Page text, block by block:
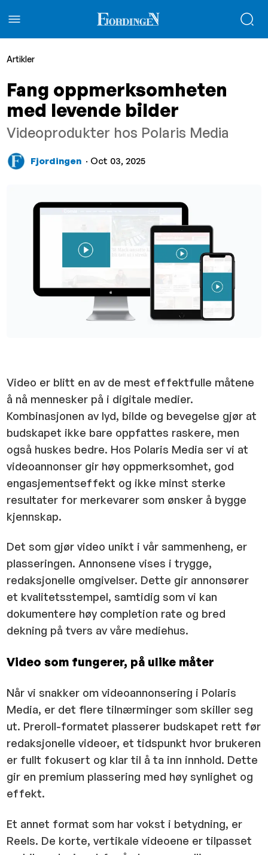
Artikler
Fang oppmerksomheten
med levende bilder
Videoprodukter hos Polaris Media
Fjordingen · Oct 03, 2025
Video er blitt en av de mest effektfulle måtene
å nå mennesker på i digitale medier.
Kombinasjonen av lyd, bilde og bevegelse gjør at
budskapet ikke bare oppfattes raskere, men
også huskes bedre. Hos Polaris Media ser vi at
videoannonser gir høy oppmerksomhet, god
engasjementseffekt og ikke minst sterke
resultater for merkevarer som ønsker å bygge
kjennskap.
Det som gjør video unikt i vår sammenheng, er
plasseringen. Annonsene vises i trygge,
redaksjonelle omgivelser. Dette gir annonsører
et kvalitetsstempel, samtidig som vi kan
dokumentere høy completion rate og bred
dekning på tvers av våre mediehus.
Video som fungerer, på ulike måter
Når vi snakker om videoannonsering i Polaris
Media, er det flere tilnærminger som skiller seg
ut. Preroll-formatet plasserer budskapet rett før
redaksjonelle videoer, et tidspunkt hvor brukeren
er fullt fokusert og klar til å ta inn innhold. Dette
gir en premium plassering med høy synlighet og
effekt.
Et annet format som har vokst i betydning, er
Reels. De korte, vertikale videoene er tilpasset